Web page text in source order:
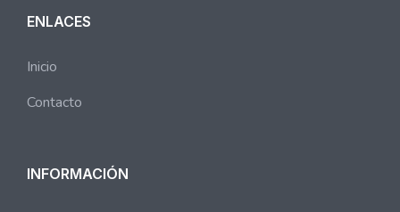
ENLACES
Inicio
Contacto
INFORMACIÓN